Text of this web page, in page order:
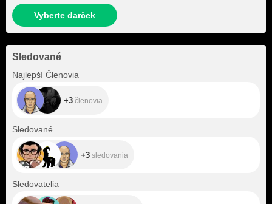
Vyberte darček
Sledované
Najlepší Členovia
+3 členovia
Sledované
+3 sledovania
Sledovatelia